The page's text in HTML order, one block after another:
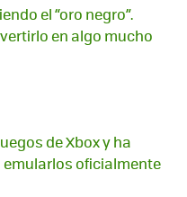
el “oro negro”.
en algo mucho
de Xbox y ha
emularlos oficialmente